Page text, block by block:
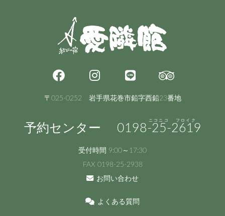
〒025-0252 岩手県花巻市鉛字西鉛23番地
予約センター 0198-25-2619
受付時間 9:00～17:30
FAX 0198-25-2938
お問い合わせ
よくある質問